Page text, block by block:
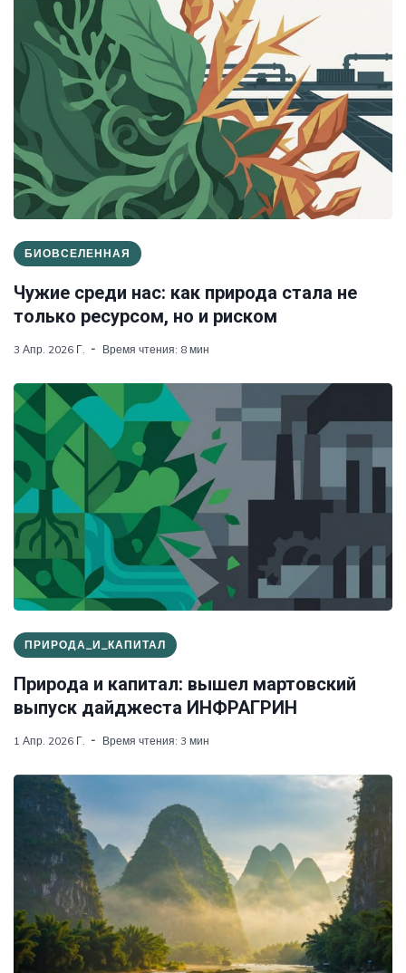
БИОВСЕЛЕННАЯ
Чужие среди нас: как природа стала не
только ресурсом, но и риском
3 Апр. 2026 Г. Время чтения: 8 мин
ПРИРОДА_И_КАПИТАЛ
Природа и капитал: вышел мартовский
выпуск дайджеста ИНФРАГРИН
1 Апр. 2026 Г. Время чтения: 3 мин